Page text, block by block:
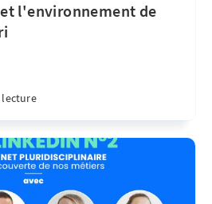
l'environnement de
lecture